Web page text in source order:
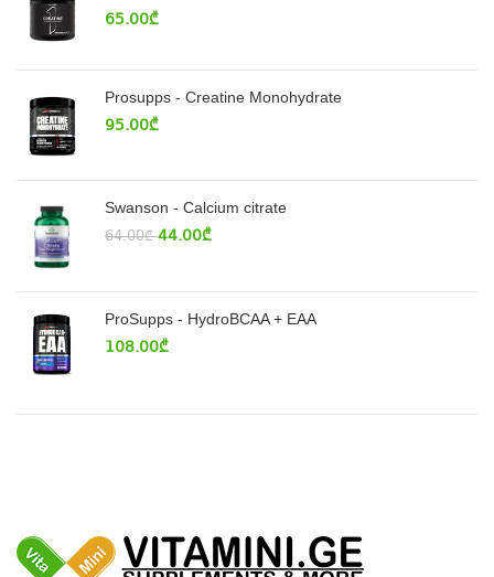
65.00₾
Prosupps - Creatine Monohydrate
95.00₾
Swanson - Calcium citrate
64.00₾ 44.00₾
ProSupps - HydroBCAA + EAA
108.00₾